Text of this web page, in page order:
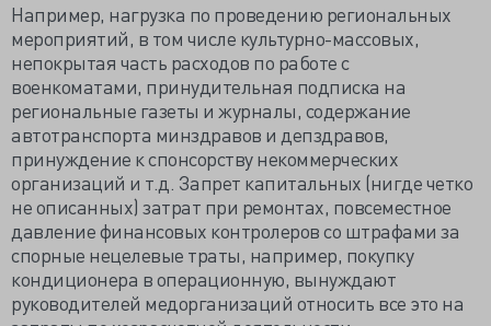
Например, нагрузка по проведению региональных
мероприятий, в том числе культурно-массовых,
непокрытая часть расходов по работе с
военкоматами, принудительная подписка на
региональные газеты и журналы, содержание
автотранспорта минздравов и депздравов,
принуждение к спонсорству некоммерческих
организаций и т.д. Запрет капитальных (нигде четко
не описанных) затрат при ремонтах, повсеместное
давление финансовых контролеров со штрафами за
спорные нецелевые траты, например, покупку
кондиционера в операционную, вынуждают
руководителей медорганизаций относить все это на